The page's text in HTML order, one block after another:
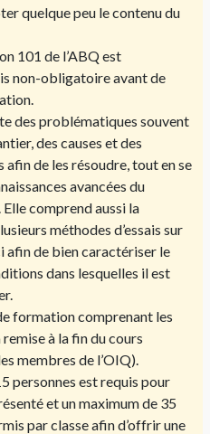
quelque peu le contenu du
101 de l’ABQ est
non-obligatoire avant de
des problématiques souvent
des causes et des
de les résoudre, tout en se
avancées du
comprend aussi la
méthodes d’essais sur
afin de bien caractériser le
dans lesquelles il est
formation comprenant les
à la fin du cours
membres de l’OIQ).
personnes est requis pour
et un maximum de 35
par classe afin d’offrir une